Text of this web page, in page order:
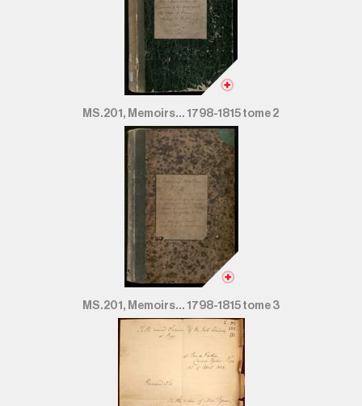
MS.201, Memoirs... 1798-1815 tome 2
MS.201, Memoirs... 1798-1815 tome 3